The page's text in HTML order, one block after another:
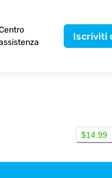
Iscriviti
$14.99